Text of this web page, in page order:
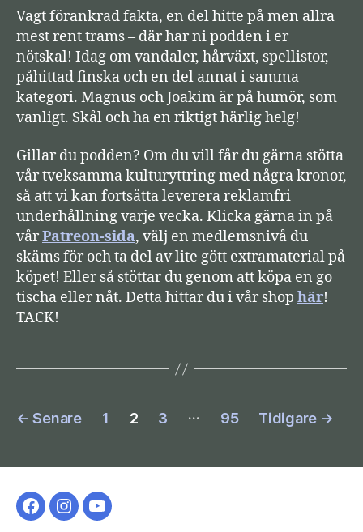
e
l
a
r
e
Vagt förankrad fakta, en del hitte på men allra
mest rent trams – där har ni podden i er
nötskal! Idag om vandaler, hårväxt, spellistor,
påhittad finska och en del annat i samma
kategori. Magnus och Joakim är på humör, som
vanligt. Skål och ha en riktigt härlig helg!
Gillar du podden? Om du vill får du gärna stötta
vår tveksamma kulturyttring med några kronor,
så att vi kan fortsätta leverera reklamfri
underhållning varje vecka. Klicka gärna in på
vårPatreon-sida, välj en medlemsnivå du
skäms för och ta del av lite gött extramaterial på
köpet! Eller så stöttar du genom att köpa en go
tischa eller nåt. Detta hittar du i vår shop här!
TACK!
Sidnumrering
inlägg
← Senare 1 2 3 … 95 Tidigare →
Facebook-
InstagramYouTube